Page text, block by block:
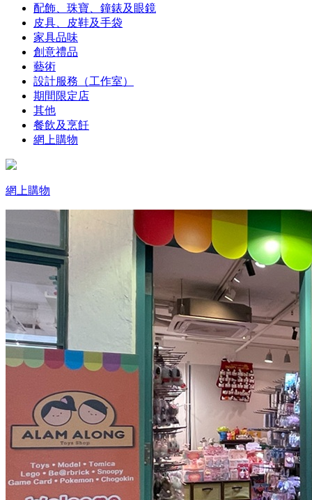
配飾、珠寶、鐘錶及眼鏡
皮具、皮鞋及手袋
家具品味
創意禮品
藝術
設計服務（工作室）
期間限定店
其他
餐飲及烹飪
網上購物
網上購物